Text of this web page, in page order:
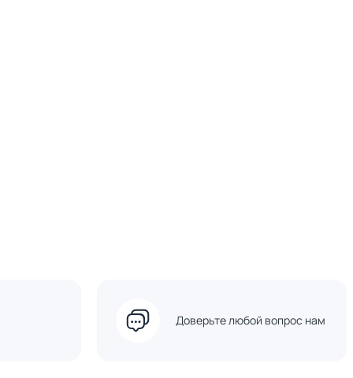
Доверьте любой вопрос нам